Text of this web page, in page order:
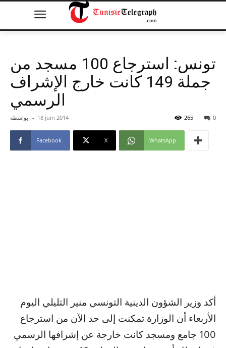
تونس: استرجاع 100 مسجد من
جملة 149 كانت خارج الإشراف
الرسمي
بواسطة - 18 juin 2014 0
265
Facebook X WhatsApp
الأربعاء أن الوزارة تمكنت إلى حد الآن من استرجاع
100 جامع ومسجد كانت خارجة عن إشرافها الرسمي